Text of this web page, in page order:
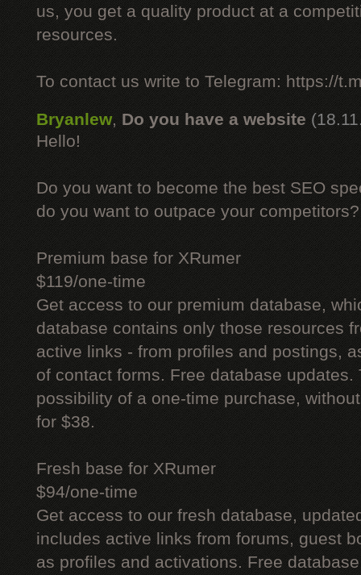
us, you get a quality product at a
resources.
To contact us write to Telegram: https://
Bryanlew, Do you have a website
Hello!
Do you want to become the best SEO
do you want to outpace your competitors?
Premium base for XRumer
$119/one-time
Get access to our premium database,
database contains only those resources
active links - from profiles and postings,
of contact forms. Free database updates.
possibility of a one-time purchase,
for $38.
Fresh base for XRumer
$94/one-time
Get access to our fresh database,
includes active links from forums, guest
as profiles and activations. Free